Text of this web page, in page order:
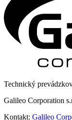
Technický
Galileo Corporation
Kontakt: Galileo